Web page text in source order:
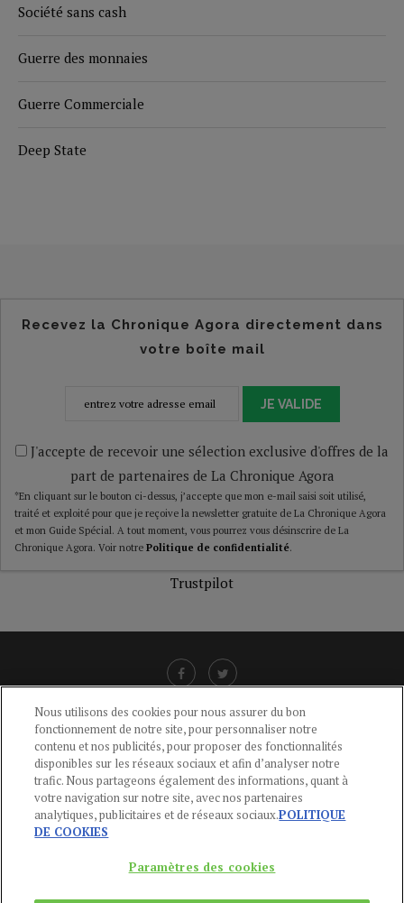
Société sans cash
Guerre des monnaies
Guerre Commerciale
Deep State
Recevez la Chronique Agora directement dans
votre boîte mail
JE VALIDE
J'accepte de recevoir une sélection exclusive d'offres de la
part de partenaires de La Chronique Agora
*En cliquant sur le bouton ci-dessus, j’accepte que mon e-mail saisi soit utilisé,
traité et exploité pour que je reçoive la newsletter gratuite de La Chronique Agora
et mon Guide Spécial. A tout moment, vous pourrez vous désinscrire de La
Chronique Agora. Voir notre Politique de confidentialité.
Trustpilot
LIENS UTILES
CGU-POLITIQUE DE CONFIDENTIALITÉ -POLITIQUE DES COOKIES
MENTIONS LÉGALES -AIDE
CONTACT
Du Lundi au Vendredi, 9h-13h et 14h-17h
Nous utilisons des cookies pour nous assurer du bon
fonctionnement de notre site, pour personnaliser notre
contenu et nos publicités, pour proposer des fonctionnalités
disponibles sur les réseaux sociaux et afin d’analyser notre
trafic. Nous partageons également des informations, quant à
votre navigation sur notre site, avec nos partenaires
analytiques, publicitaires et de réseaux sociaux.POLITIQUE
DE COOKIES
Paramètres des cookies